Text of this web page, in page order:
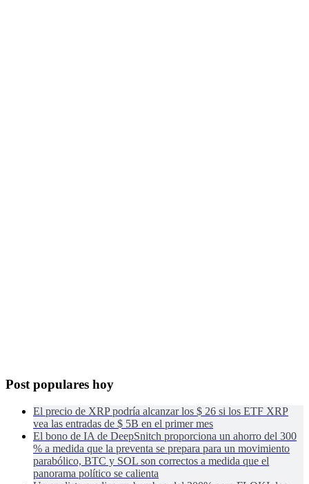
Post populares hoy
El precio de XRP podría alcanzar los $ 26 si los ETF XRP
vea las entradas de $ 5B en el primer mes
El bono de IA de DeepSnitch proporciona un ahorro del 300
% a medida que la preventa se prepara para un movimiento
parabólico, BTC y SOL son correctos a medida que el
panorama político se calienta